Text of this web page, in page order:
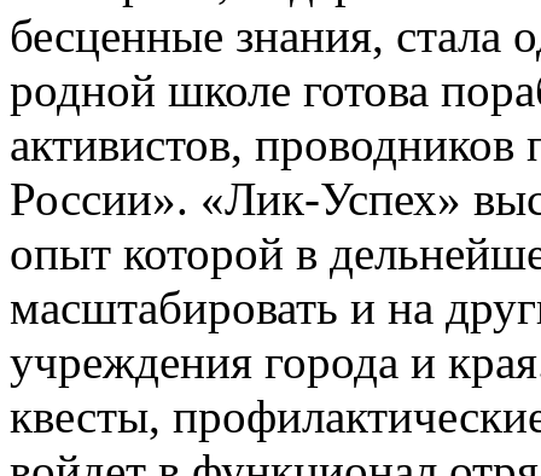
бесценные знания, стала
родной школе готова
активистов,
России». «Лик-Успех»
опыт которой в
масштабировать и на
учреждения города и
квесты,